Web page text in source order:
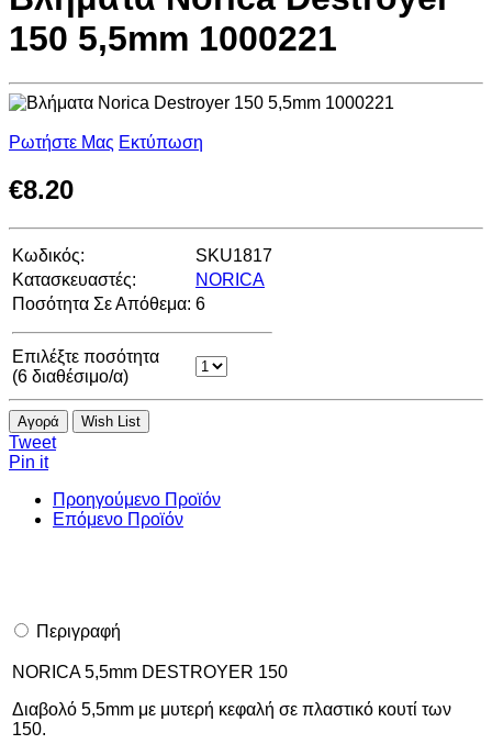
150 5,5mm 1000221
Ρωτήστε Μας Εκτύπωση
€8.20
Κωδικός:
SKU1817
Κατασκευαστές:
NORICA
Ποσότητα Σε Απόθεμα: 6
Επιλέξτε ποσότητα
(6 διαθέσιμο/α)
Αγορά Wish List
Tweet
Pin it
Προηγούμενο Προϊόν
Επόμενο Προϊόν
Περιγραφή
NORICA 5,5mm DESTROYER 150
Διαβολό 5,5mm με μυτερή κεφαλή σε πλαστικό κουτί των
150.